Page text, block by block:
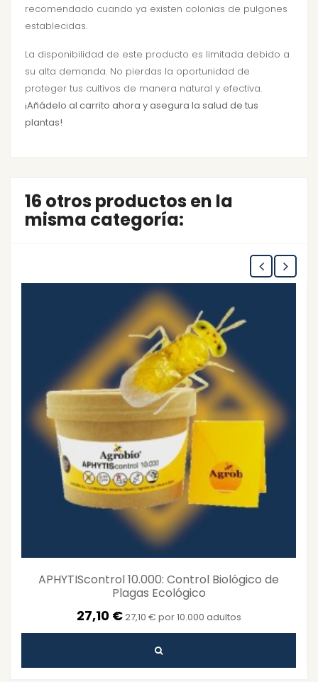
recomendado cuando ya existen colonias de pulgones
establecidas.
La disponibilidad de este producto es limitada debido a
su alta demanda. No pierdas la oportunidad de
proteger tus cultivos de manera natural y efectiva.
¡Añádelo al carrito ahora y asegura la salud de tus
plantas!
16 otros productos en la
misma categoría:
APHYTIScontrol 10.000: Control Biológico de
Plagas Ecológico
27,10 €27,10 € por 10.000 adultos